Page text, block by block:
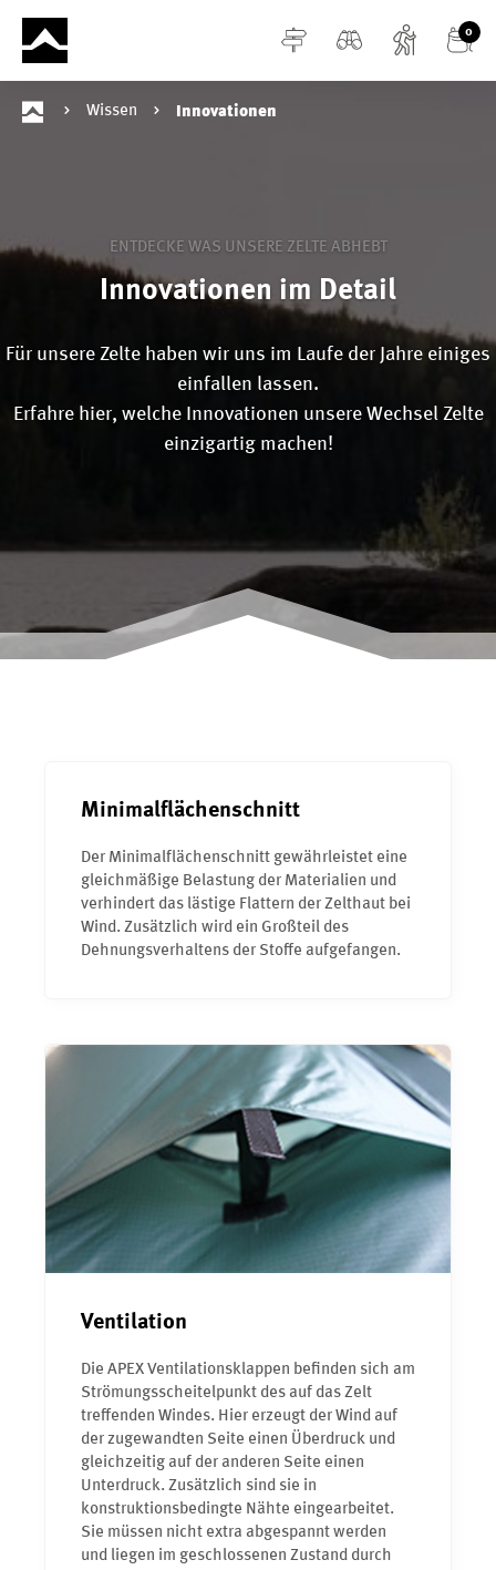
springen 0
Wissen Innovationen
ENTDECKE WAS UNSERE ZELTE ABHEBT
Innovationen im Detail
Für unsere Zelte haben wir uns im Laufe der Jahre einiges
einfallen lassen.
Erfahre hier, welche Innovationen unsere Wechsel Zelte
einzigartig machen!
Minimalflächenschnitt
Der Minimalflächenschnitt gewährleistet eine
gleichmäßige Belastung der Materialien und
verhindert das lästige Flattern der Zelthaut bei
Wind. Zusätzlich wird ein Großteil des
Dehnungsverhaltens der Stoffe aufgefangen.
Ventilation
Die APEX Ventilationsklappen befinden sich am
Strömungsscheitelpunkt des auf das Zelt
treffenden Windes. Hier erzeugt der Wind auf
der zugewandten Seite einen Überdruck und
gleichzeitig auf der anderen Seite einen
Unterdruck. Zusätzlich sind sie in
konstruktionsbedingte Nähte eingearbeitet.
Sie müssen nicht extra abgespannt werden
und liegen im geschlossenen Zustand durch